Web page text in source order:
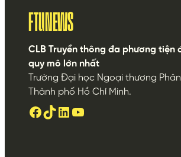
FTUNEWS
CLB Truyền thông đa phương tiện
quy mô lớn nhất
Trường Đại học Ngoại thương
Thành phố Hồ Chí Minh.